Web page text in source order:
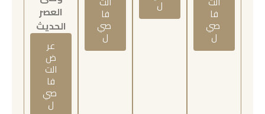
فا
صي
ل
ل فا
صي
ل
العصر
الحديث
عر
ض
الت
فا
صي
ل